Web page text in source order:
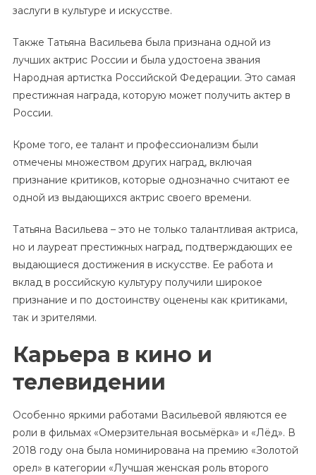
заслуги в культуре и искусстве.
Также Татьяна Васильева была признана одной из
лучших актрис России и была удостоена звания
Народная артистка Российской Федерации. Это самая
престижная награда, которую может получить актер в
России.
Кроме того, ее талант и профессионализм были
отмечены множеством других наград, включая
признание критиков, которые однозначно считают ее
одной из выдающихся актрис своего времени.
Татьяна Васильева – это не только талантливая актриса,
но и лауреат престижных наград, подтверждающих ее
выдающиеся достижения в искусстве. Ее работа и
вклад в российскую культуру получили широкое
признание и по достоинству оценены как критиками,
так и зрителями.
Карьера в кино и
телевидении
Особенно яркими работами Васильевой являются ее
роли в фильмах «Омерзительная восьмёрка» и «Лёд». В
2018 году она была номинирована на премию «Золотой
орел» в категории «Лучшая женская роль второго